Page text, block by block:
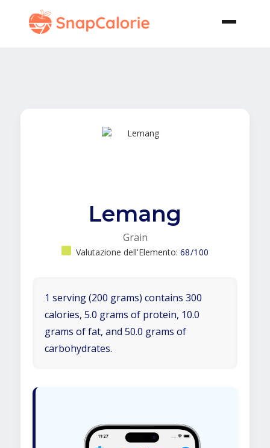
Lemang
Grain
Valutazione dell'Elemento: 68/100
1 serving (200 grams) contains 300
calories, 5.0 grams of protein, 10.0
grams of fat, and 50.0 grams of
carbohydrates.